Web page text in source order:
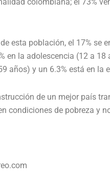
colombiana; el 73%
esta población, el 17% se
en la adolescencia (12 a
años) y un 6.3% está en la
de un mejor país
condiciones de pobreza y